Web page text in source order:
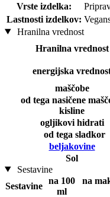
Vrste izdelka:
Lastnosti izdelkov:
Hranilna vrednost
Hranilna vrednost
energijska
maščobe
od tega nasičene
kisline
ogljikovi hidrati
od tega sladkor
beljakovine
Sol
Sestavine
Sestavine
na 100
ml
na